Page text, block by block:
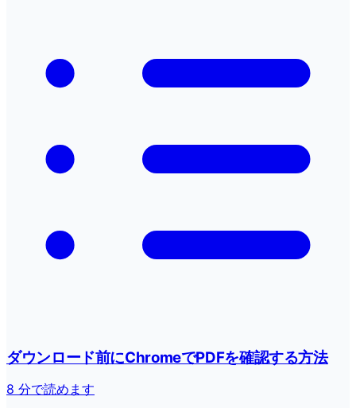
ダウンロード前にChromeでPDFを確認する方法
8 分で読めます